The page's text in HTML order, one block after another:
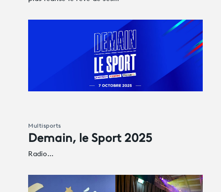
Multisports
Demain, le Sport 2025
Radio…